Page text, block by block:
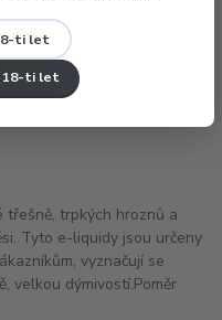
ti let
18-ti let
třešně, trpkých hroznů a
Tyto e-liquidy jsou určeny
vyznačují se
velkou dýmivostí.Poměr